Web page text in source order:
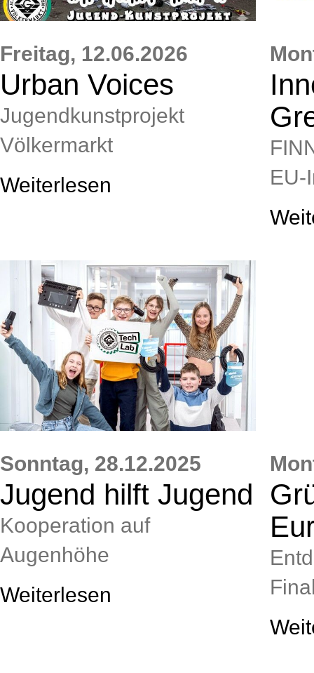
Freitag, 12.06.2026
Urban Voices
Jugendkunstprojekt
Völkermarkt
Weiterlesen
Sonntag, 28.12.2025
Jugend hilft Jugend
Kooperation auf
Augenhöhe
Weiterlesen